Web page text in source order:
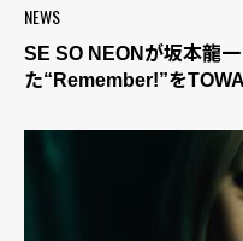
NEWS
SE SO NEONが坂本龍
た“Remember!”を